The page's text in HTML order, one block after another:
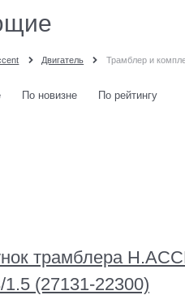
Двигатель Трамблер и
По новизне По рейтингу
трамблера
1.5 (27131-22300)